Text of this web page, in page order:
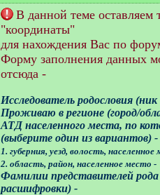
[
q
В данной теме оставляем
"координаты"
для нахождения Вас по
Форму заполнения данных
отсюда -
Исследователь родословия
Проживаю в регионе (город/
АТД населенного места, по
(выберите один из вариантов) -
1. губерния, уезд, волость, населенное
2. область, район, населенное место -
Фамилии представителей рода
расшифровки) -